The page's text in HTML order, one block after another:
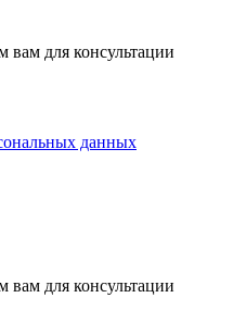
вам для консультации
данных
вам для консультации